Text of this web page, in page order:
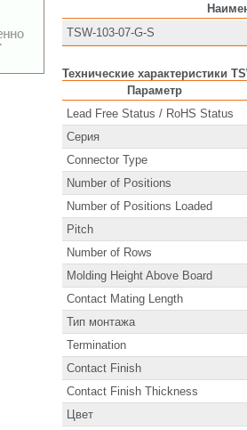
TSW-103-07-G-S
Технические характеристики
Параметр
Lead Free Status / RoHS Status
Серия
Connector Type
Number of Positions
Number of Positions Loaded
Pitch
Number of Rows
Molding Height Above Board
Contact Mating Length
Тип монтажа
Termination
Contact Finish
Contact Finish Thickness
Цвет